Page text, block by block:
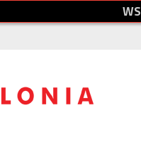
WS